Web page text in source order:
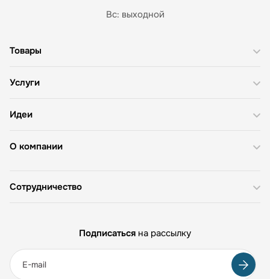
Вс: выходной
О компании
Товары
Услуги
Идеи
Сотрудничество
Подписаться на рассылку